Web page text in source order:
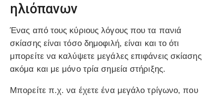
ηλιόπανων
Ένας από τους κύριους λόγους που τα πανιά
σκίασης είναι τόσο δημοφιλή, είναι και το ότι
μπορείτε να καλύψετε μεγάλες επιφάνεις σκίασης
ακόμα και με μόνο τρία σημεία στήριξης.
Μπορείτε π.χ. να έχετε ένα μεγάλο τρίγωνο, που